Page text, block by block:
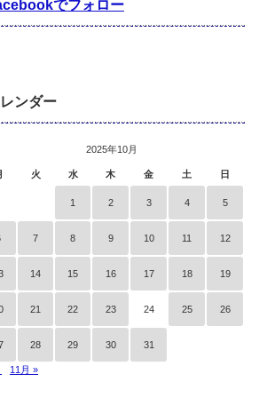
でフォロー
ンダー
2025年10月
火 水 木 金 土 日
1 2 3 4 5
7 8 9 10 11 12
14 15 16 17 18 19
21 22 23 24 25 26
28 29 30 31
11月 »